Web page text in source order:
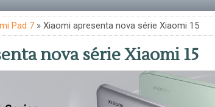
Pad 7» Xiaomi apresenta nova série Xiaomi 15
nova série Xiaomi 15